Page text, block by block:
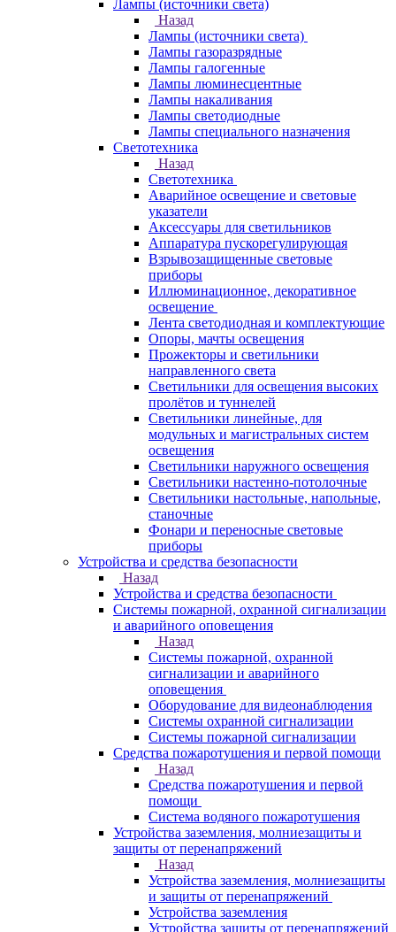
Лампы (источники света)
Назад
Лампы (источники света)
Лампы газоразрядные
Лампы галогенные
Лампы люминесцентные
Лампы накаливания
Лампы светодиодные
Лампы специального назначения
Светотехника
Назад
Светотехника
Аварийное освещение и световые
указатели
Аксессуары для светильников
Аппаратура пускорегулирующая
Взрывозащищенные световые
приборы
Иллюминационное, декоративное
освещение
Лента светодиодная и комплектующие
Опоры, мачты освещения
Прожекторы и светильники
направленного света
Светильники для освещения высоких
пролётов и туннелей
Светильники линейные, для
модульных и магистральных систем
освещения
Светильники наружного освещения
Светильники настенно-потолочные
Светильники настольные, напольные,
станочные
Фонари и переносные световые
приборы
Устройства и средства безопасности
Назад
Устройства и средства безопасности
Системы пожарной, охранной сигнализации
и аварийного оповещения
Назад
Системы пожарной, охранной
сигнализации и аварийного
оповещения
Оборудование для видеонаблюдения
Системы охранной сигнализации
Системы пожарной сигнализации
Средства пожаротушения и первой помощи
Назад
Средства пожаротушения и первой
помощи
Система водяного пожаротушения
Устройства заземления, молниезащиты и
защиты от перенапряжений
Назад
Устройства заземления, молниезащиты
и защиты от перенапряжений
Устройства заземления
Устройства защиты от перенапряжений